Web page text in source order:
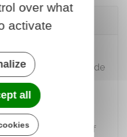
de perception
les tarifs de
fixés par
ou de l'organe
compris entre un tarif
over what
activate
all